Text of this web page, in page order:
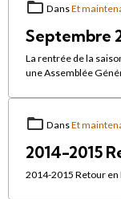
DansEt
Septembre
La rentrée de la
une Assemblée
DansEt
2014-2015
2014-2015 Retour en